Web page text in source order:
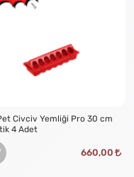
Civciv Yemliği Pro 30 cm
4 Adet
660,00